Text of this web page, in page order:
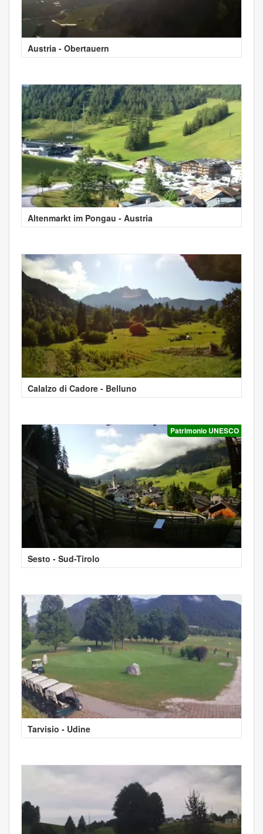
Austria - Obertauern
Altenmarkt im Pongau - Austria
Calalzo di Cadore - Belluno
Patrimonio UNESCO
Sesto - Sud-Tirolo
Tarvisio - Udine